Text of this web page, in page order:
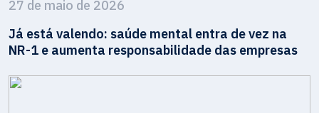
27 de maio de 2026
Já está valendo: saúde mental entra de vez na
NR-1 e aumenta responsabilidade das empresas